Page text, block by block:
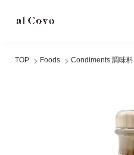
TOP Foods Condiments 調味料